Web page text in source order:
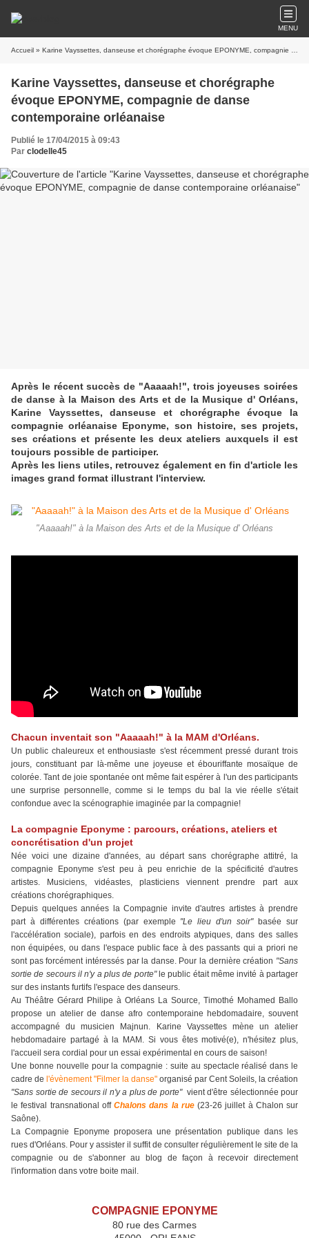
MENU
Accueil » Karine Vayssettes, danseuse et chorégraphe évoque EPONYME, compagnie de danse contemporaine orléanaise
Karine Vayssettes, danseuse et chorégraphe
évoque EPONYME, compagnie de danse
contemporaine orléanaise
Publié le 17/04/2015 à 09:43
Par clodelle45
Après le récent succès de "Aaaaah!", trois joyeuses soirées
de danse à la Maison des Arts et de la Musique d' Orléans,
Karine Vayssettes, danseuse et chorégraphe évoque la
compagnie orléanaise Eponyme, son histoire, ses projets,
ses créations et présente les deux ateliers auxquels il est
toujours possible de participer.
Après les liens utiles, retrouvez également en fin d'article les
images grand format illustrant l'interview.
"Aaaaah!" à la Maison des Arts et de la Musique d' Orléans
Chacun inventait son "Aaaaah!" à la MAM d'Orléans.
Un public chaleureux et enthousiaste s'est récemment pressé durant trois
jours, constituant par là-même une joyeuse et ébouriffante mosaïque de
colorée. Tant de joie spontanée ont même fait espérer à l'un des participants
une surprise personnelle, comme si
le temps du bal
la vie réelle s'était
confondue avec la scénographie imaginée par la compagnie!
La compagnie Eponyme : parcours, créations, ateliers et
concrétisation d'un projet
Née voici une dizaine d'années, au départ sans chorégraphe attitré, la
compagnie Eponyme s'est peu à peu enrichie de la spécificité d'autres
artistes. Musiciens, vidéastes, plasticiens viennent prendre part aux
créations chorégraphiques.
Depuis quelques années la Compagnie invite d'autres artistes à prendre
part à différentes créations (par exemple "Le lieu d'un soir" basée sur
l'accélération sociale), parfois en des endroits atypiques, dans des salles
non équipées, ou dans l'espace public face à des passants qui a priori ne
sont pas forcément intéressés par la danse. Pour la dernière création "Sans
sortie de secours il n'y a plus de porte"le public était même invité à partager
sur des instants furtifs l'espace des danseurs.
Au Théâtre Gérard Philipe à Orléans La Source, Timothé Mohamed Ballo
propose un atelier de danse afro contemporaine hebdomadaire, souvent
accompagné du musicien Majnun. Karine Vayssettes mène un atelier
hebdomadaire partagé à la MAM. Si vous êtes motivé(e), n'hésitez plus,
l'accueil sera cordial pour un essai expérimental en cours de saison!
Une bonne nouvelle pour la compagnie : suite au spectacle réalisé dans le
cadre de l'évènement "Filmer la danse" organisé par Cent Soleils, la création
"Sans sortie de secours il n'y a plus de porte" vient d'être sélectionnée pour
le festival transnational off Chalons dans la rue (23-26 juillet à Chalon sur
Saône).
La Compagnie Eponyme proposera une présentation publique dans les
rues d'Orléans. Pour y assister il suffit de consulter régulièrement le site de la
compagnie ou de s'abonner au blog de façon à recevoir directement
l'information dans votre boite mail.
COMPAGNIE EPONYME
80 rue des Carmes